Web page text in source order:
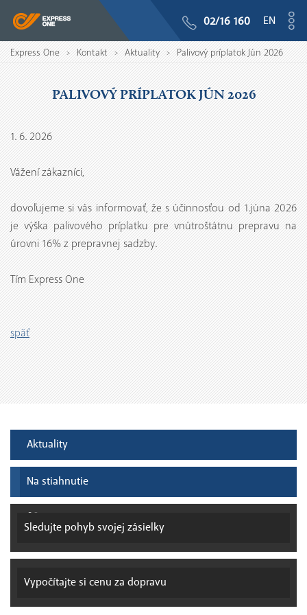
02/16 160 EN
Express One > Kontakt > Aktuality > Palivový príplatok Jún 2026
PALIVOVÝ PRÍPLATOK JÚN 2026
1. 6. 2026
Vážení zákazníci,
dovoľujeme si vás informovať, že s účinnosťou od 1.júna 2026
je výška palivového príplatku pre vnútroštátnu prepravu na
úrovni 16% z prepravnej sadzby.
Tím Express One
späť
Aktuality
Na stiahnutie
Sledujte pohybsvojej zásielky
Vypočítajte si cenu za dopravu